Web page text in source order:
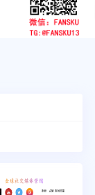
YouTube
Telegram